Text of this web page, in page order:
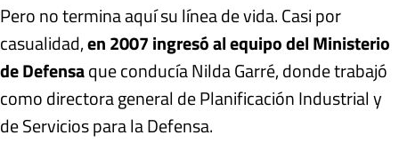
Pero no termina aquí su línea de vida. Casi por
casualidad,en 2007 ingresó al equipo del Ministerio
de Defensaque conducía Nilda Garré, donde trabajó
como directora general de Planificación Industrial y
de Servicios para la Defensa.